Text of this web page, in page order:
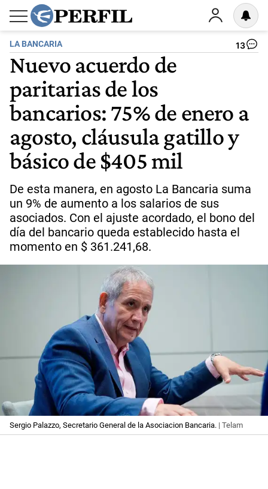
LA BANCARIA 13
Nuevo acuerdo de
paritarias de los
bancarios: 75% de enero a
agosto, cláusula gatillo y
básico de $405 mil
De esta manera, en agosto La Bancaria suma
un 9% de aumento a los salarios de sus
asociados. Con el ajuste acordado, el bono del
día del bancario queda establecido hasta el
momento en $ 361.241,68.
Sergio Palazzo, Secretario General de la Asociacion Bancaria. | Telam